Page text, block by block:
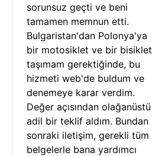
sorunsuz geçti ve beni
tamamen memnun etti.
Bulgaristan'dan Polonya'ya
bir motosiklet ve bir bisiklet
taşımam gerektiğinde, bu
hizmeti web'de buldum ve
denemeye karar verdim.
Değer açısından olağanüstü
adil bir teklif aldım. Bundan
sonraki iletişim, gerekli tüm
belgelerle bana yardımcı